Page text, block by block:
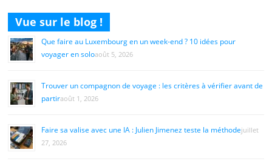
Vue sur le blog !
Que faire au Luxembourg en un week-end ? 10 idées pour
voyager en soloaoût 5, 2026
Trouver un compagnon de voyage : les critères à vérifier avant de
partiraoût 1, 2026
Faire sa valise avec une IA : Julien Jimenez teste la méthodejuillet
27, 2026